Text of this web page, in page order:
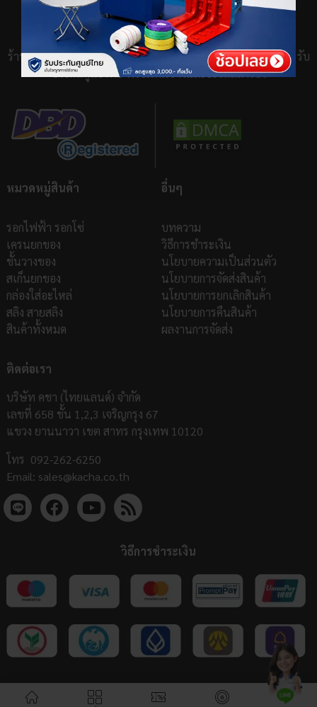
ร้านขายชั้นวางของ เครื่องจักร และอุปกรณ์ช่างกว่า 100 รายการ รับ
ประกันศูนย์ไทย พร้อมทีมช่างและอะไหล่สำรอง
หมวดหมู่สินค้า
รอกไฟฟ้า รอกโซ่
เครนยกของ
ชั้นวางของ
สเก็นยกของ
กล่องใส่อะไหล่
สลิง สายสลิง
สินค้าทั้งหมด
อื่นๆ
บทความ
วิธีการชำระเงิน
นโยบายความเป็นส่วนตัว
นโยบายการจัดส่งสินค้า
นโยบายการยกเลิกสินค้า
นโยบายการคืนสินค้า
ผลงานการจัดส่ง
ติดต่อเรา
บริษัท คชา (ไทยแลนด์) จำกัด
เลขที่ 658 ชั้น 1,2,3 เจริญกรุง 67
แขวง ยานนาวา เขต สาทร กรุงเทพ 10120
โทร 092-262-6250
Email: sales@kacha.co.th
วิธีการชำระเงิน
COPYRIGHT 2023 KACHA (THAILAND) Co., Ltd | ALL RIGHTS RESERVED |